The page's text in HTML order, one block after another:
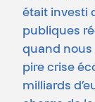
était investi
publiques
quand nous
pire crise
milliards